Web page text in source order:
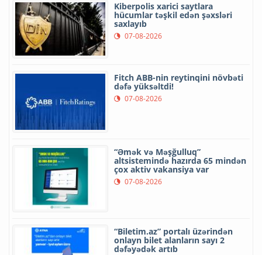
Kiberpolis xarici saytlara
hücumlar təşkil edən şəxsləri
saxlayıb
07-08-2026
Fitch ABB-nin reytinqini növbəti
dəfə yüksəltdi!
07-08-2026
“Əmək və Məşğulluq”
altsistemində hazırda 65 mindən
çox aktiv vakansiya var
07-08-2026
“Biletim.az” portalı üzərindən
onlayn bilet alanların sayı 2
dəfəyədək artıb